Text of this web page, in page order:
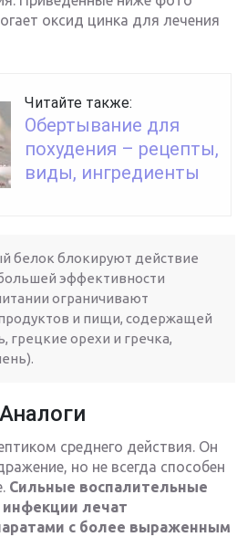
оксид цинка для лечения
Читайте также:
Обертывание для
похудения – рецепты,
виды, ингредиенты
белок блокируют действие
эффективности
ограничивают
и пищи, содержащей
грецкие орехи и гречка,
Аналоги
среднего действия. Он
но не всегда способен
Сильные воспалительные
лечат
с более выраженным